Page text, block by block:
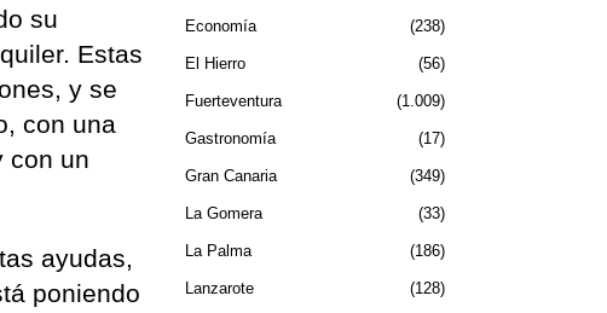
su
Estas
y se
con una
con un
ayudas,
poniendo
Economía 238
El Hierro 56
Fuerteventura 1.009
Gastronomía 17
Gran Canaria 349
La Gomera 33
La Palma 186
Lanzarote 128